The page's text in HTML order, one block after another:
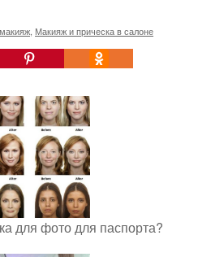
Макияж и прическа в салоне
для фото для паспорта?